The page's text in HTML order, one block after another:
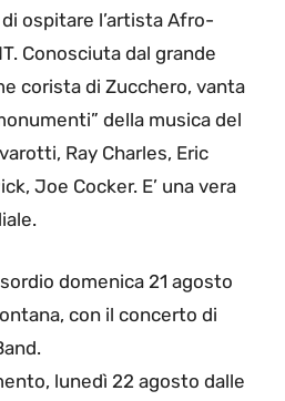
ospitare l’artista Afro-
Conosciuta dal grande
corista di Zucchero, vanta
della musica del
Ray Charles, Eric
Joe Cocker. E’ una vera
domenica 21 agosto
con il concerto di
lunedì 22 agosto dalle